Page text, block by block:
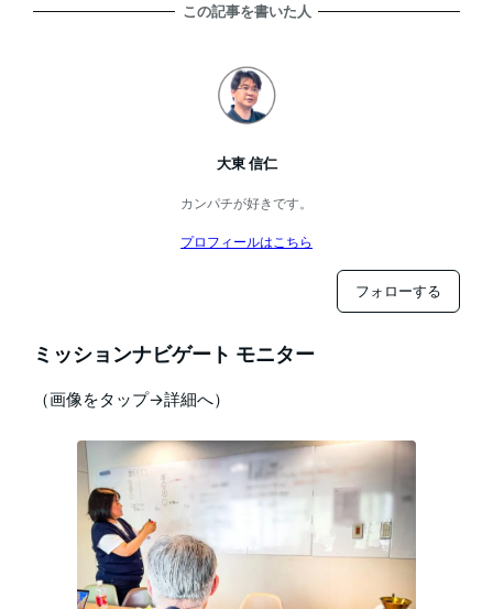
この記事を書いた人
大東 信仁
カンパチが好きです。
プロフィールはこちら
フォローする
ミッションナビゲート モニター
（画像をタップ→詳細へ）